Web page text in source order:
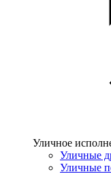
Уличное
Уличные
Уличные